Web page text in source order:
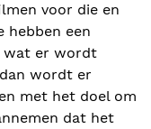
voor die en
hebben een
wat er wordt
wordt er
met het doel om
dat het